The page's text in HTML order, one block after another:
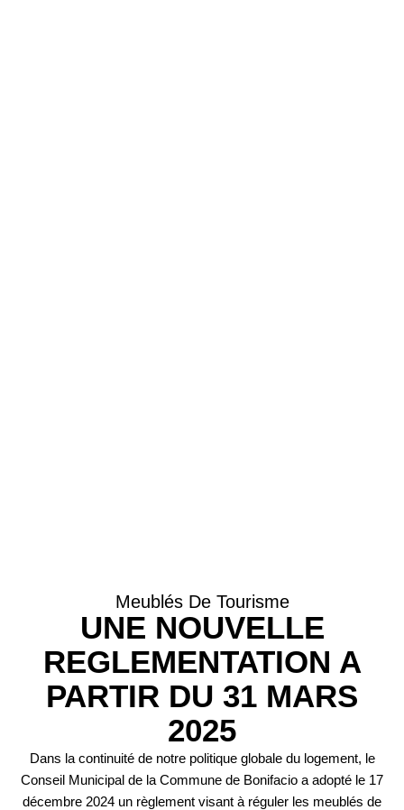
Meublés De Tourisme
UNE NOUVELLE
REGLEMENTATION A
PARTIR DU 31 MARS
2025
Dans la continuité de notre politique globale du logement, le
Conseil Municipal de la Commune de Bonifacio a adopté le 17
décembre 2024 un règlement visant à réguler les meublés de